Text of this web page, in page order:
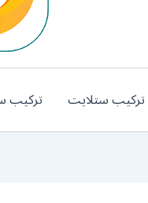
تركيب ستلايت تركيب